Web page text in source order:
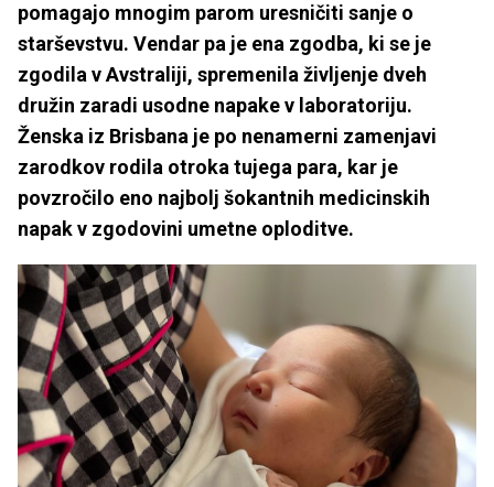
pomagajo mnogim parom uresničiti sanje o
starševstvu. Vendar pa je ena zgodba, ki se je
zgodila v Avstraliji, spremenila življenje dveh
družin zaradi usodne napake v laboratoriju.
Ženska iz Brisbana je po nenamerni zamenjavi
zarodkov rodila otroka tujega para, kar je
povzročilo eno najbolj šokantnih medicinskih
napak v zgodovini umetne oploditve.